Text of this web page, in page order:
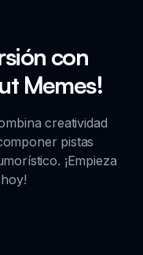
con
Memes!
creatividad
pistas
¡Empieza